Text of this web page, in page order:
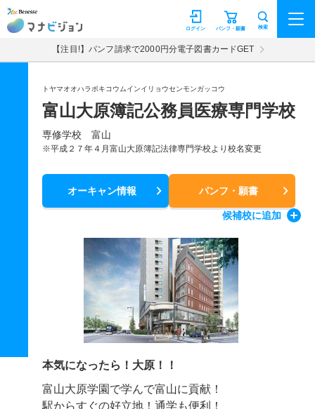
マナビジョン パンフ・願書
ログイン 検索
【注目!】パンフ請求で2000円分電子図書カードGET
トヤマオオハラボキコウムインイリョウセンモンガッコウ
富山大原簿記公務員医療専門学校
専修学校 富山
※平成２７年４月富山大原簿記法律専門学校より校名変更
オーキャン情報 パンフ・願書
候補校に追加
本気になったら！大原！！
富山大原学園で学んで富山に貢献！
駅からすぐの好立地！通学も便利！